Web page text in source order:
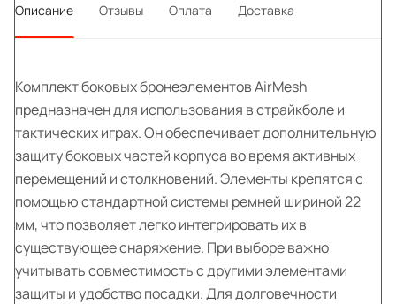
Описание Отзывы Оплата Доставка
Комплект боковых бронеэлементов AirMesh
предназначен для использования в страйкболе и
тактических играх. Он обеспечивает дополнительную
защиту боковых частей корпуса во время активных
перемещений и столкновений. Элементы крепятся с
помощью стандартной системы ремней шириной 22
мм, что позволяет легко интегрировать их в
существующее снаряжение. При выборе важно
учитывать совместимость с другими элементами
защиты и удобство посадки. Для долговечности